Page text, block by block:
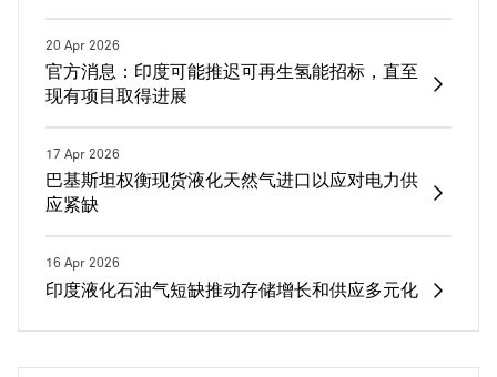
20 Apr 2026
官方消息：印度可能推迟可再生氢能招标，直至
现有项目取得进展
17 Apr 2026
巴基斯坦权衡现货液化天然气进口以应对电力供
应紧缺
16 Apr 2026
印度液化石油气短缺推动存储增长和供应多元化